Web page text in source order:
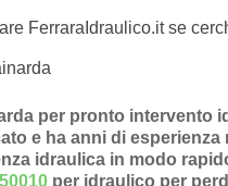
FerraraIdraulico.it se
per pronto intervento
e ha anni di esperienza
idraulica in modo
per idraulico per